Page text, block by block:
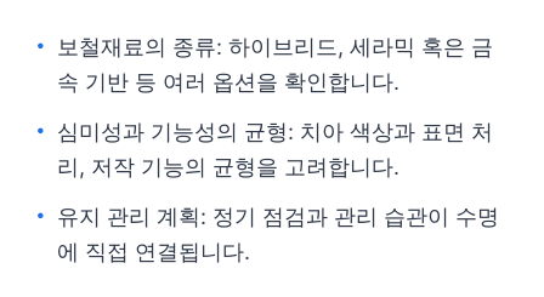
보철재료의 종류: 하이브리드, 세라믹 혹은 금
속 기반 등 여러 옵션을 확인합니다.
심미성과 기능성의 균형: 치아 색상과 표면 처
리, 저작 기능의 균형을 고려합니다.
유지 관리 계획: 정기 점검과 관리 습관이 수명
에 직접 연결됩니다.